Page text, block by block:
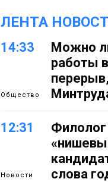
ЛЕНТА
14:33
Общество
Можно
работы
12:31
Новости
Филолог
слова